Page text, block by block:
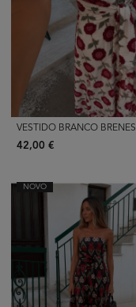
VESTIDO BRANCO BRENES
42,00 €
NOVO